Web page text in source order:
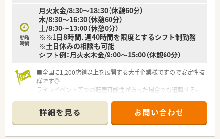
勤務
時間
月火水金/8:30～18:30（休憩60分）
木/8:30～16:30（休憩60分）
土/8:30～13:00（休憩0分）
※※1日8時間、週40時間を限度とするシフト制勤務
※土日休みの相談も可能
シフト例：月火水木金/9:00～15:00（休憩60分）
■全国に1,200店舗以上を展開する大手企業様ですので安定性抜
群です◎
ライフイベント等での転居可能性があった場合でも退職するこ
■ご経験・ご年齢等を考慮の上時給2,200円も可能です
詳細を見る お問い合わせ